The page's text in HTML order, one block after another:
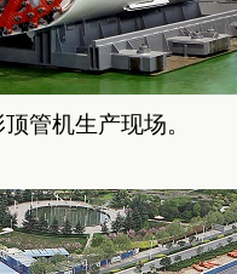
管机生产现场。